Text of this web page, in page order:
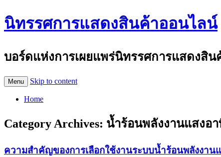
นิทรรศการแสดงสินค้าออนไลน์
บอร์ดแห่งการเผยแพร่นิทรรศการแสดงสิ
Menu Skip to content
Home
Category Archives: น้ำร้อนพลังงานแสงอ
ความสำคัญของการเลือกใช้งานระบบน้ำร้อนพลังงาน